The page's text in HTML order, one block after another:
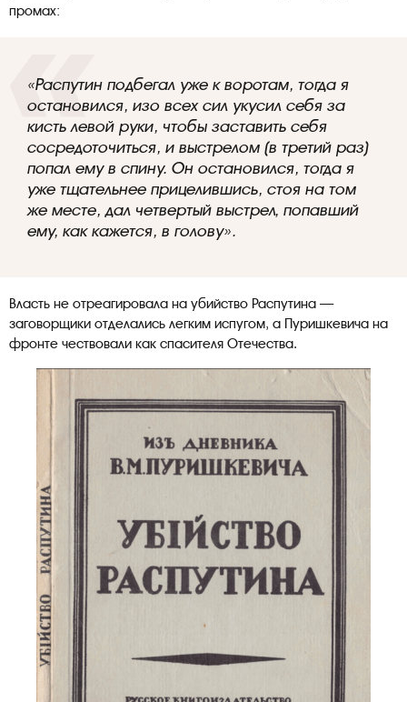
промах:
«Распутин подбегал уже к воротам, тогда я
остановился, изо всех сил укусил себя за
кисть левой руки, чтобы заставить себя
сосредоточиться, и выстрелом (в третий раз)
попал ему в спину. Он остановился, тогда я
уже тщательнее прицелившись, стоя на том
же месте, дал четвертый выстрел, попавший
ему, как кажется, в голову».
Власть не отреагировала на убийство Распутина —
заговорщики отделались легким испугом, а Пуришкевича на
фронте чествовали как спасителя Отечества.